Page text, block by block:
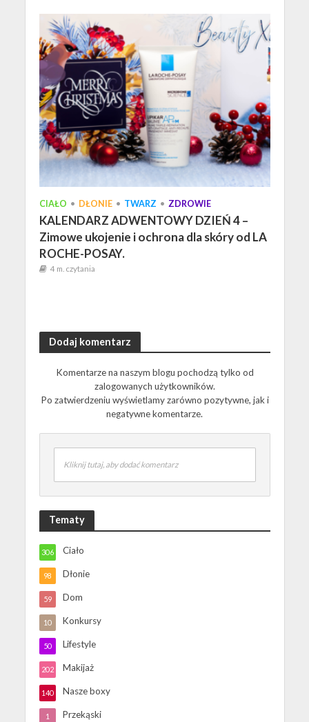
CIAŁO • DŁONIE • TWARZ • ZDROWIE
KALENDARZ ADWENTOWY DZIEŃ 4 –
Zimowe ukojenie i ochrona dla skóry od LA
ROCHE-POSAY.
4 m. czytania
Dodaj komentarz
Komentarze na naszym blogu pochodzą tylko od
zalogowanych użytkowników.
Po zatwierdzeniu wyświetlamy zarówno pozytywne, jak i
negatywne komentarze.
Kliknij tutaj, aby dodać komentarz
Tematy
Ciało
306
Dłonie
98
Dom
59
Konkursy
10
Lifestyle
50
Makijaż
202
Nasze boxy
140
Przekąski
1